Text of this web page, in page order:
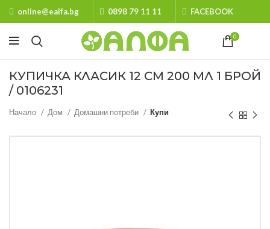
online@ealfa.bg 0898 79 11 11 FACEBOOK
0
КУПИЧКА КЛАСИК 12 СМ 200 МЛ 1 БРОЙ
/ 0106231
Начало Дом Домашни потреби Купи